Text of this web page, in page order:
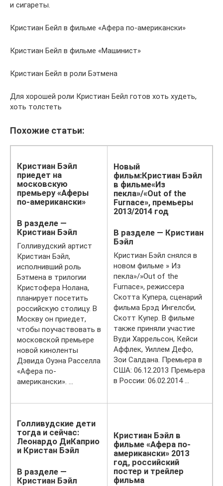
и сигареты.
Кристиан Бейл в фильме «Афера по-американски»
Кристиан Бейл в фильме «Машинист»
Кристиан Бейл в роли Бэтмена
Для хорошей роли Кристиан Бейл готов хоть худеть,
хоть толстеть
Похожие статьи:
Кристиан Бэйл
приедет на
московскую
премьеру «Аферы
по-американски»
В разделе —
Кристиан Бэйл
Голливудский артист
Кристиан Бэйл,
исполнивший роль
Бэтмена в трилогии
Кристофера Нолана,
планирует посетить
российскую столицу. В
Москву он приедет,
чтобы поучаствовать в
московской премьере
новой киноленты
Дэвида Оуэна Расселла
«Афера по-
американски». …
Новый
фильм:Кристиан Бэйл
в фильме«Из
пекла»/«Out of the
Furnace», премьеры
2013/2014 год
В разделе — Кристиан
Бэйл
Кристиан Бэйл снялся в
новом фильме » Из
пекла»/»Out of the
Furnace», режиссера
Скотта Купера, сценарий
фильма Брэд Ингелсби,
Скотт Купер. В фильме
также приняли участие
Вуди Харрельсон, Кейси
Аффлек, Уиллем Дефо,
Зои Салдана. Премьера в
США: 06.12.2013 Премьера
в России: 06.02.2014 …
Голливудские дети
тогда и сейчас:
Леонардо ДиКаприо
и Кристан Бэйл
В разделе —
Кристиан Бэйл
Кристиан Бэйл в
фильме «Афера по-
американски» 2013
год, российский
постер и трейлер
фильма